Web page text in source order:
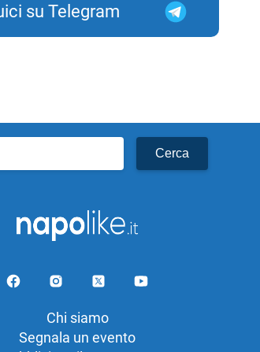
su Telegram
Chi siamo
Segnala un evento